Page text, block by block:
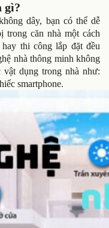
gì?
dây, bạn có thể dễ
trong căn nhà một cách
thi công lắp đặt đều
nhà thông minh không
dụng trong nhà như:
smartphone.